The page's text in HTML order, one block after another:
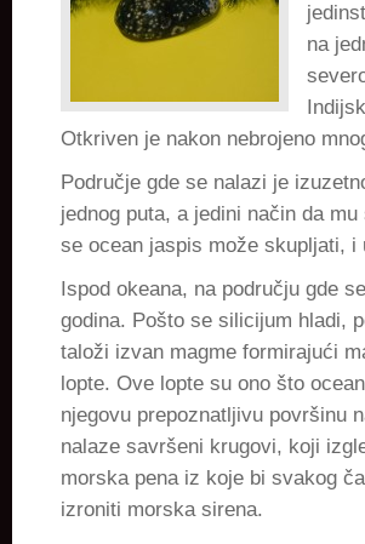
na
Otkriven je nakon nebrojeno
Područje gde se nalazi je
jednog puta, a jedini način da
se ocean jaspis može skupljati,
Ispod okeana, na području gde
godina. Pošto se silicijum hladi,
taloži izvan magme formirajući
lopte. Ove lopte su ono što
njegovu prepoznatljivu površinu
nalaze savršeni krugovi, koji
morska pena iz koje bi svakog
izroniti morska sirena.